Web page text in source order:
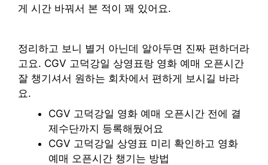
게 시간 바꿔서 본 적이 꽤 있어요.
정리하고 보니 별거 아닌데 알아두면 진짜 편하더라
고요. CGV 고덕강일 상영표랑 영화 예매 오픈시간
잘 챙기셔서 원하는 회차에서 편하게 보시길 바라
요.
CGV 고덕강일 영화 예매 오픈시간 전에 결
제수단까지 등록해뒀어요
CGV 고덕강일 상영표 미리 확인하고 영화
예매 오픈시간 챙기는 방법